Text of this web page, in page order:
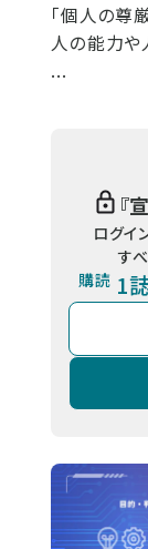
「個人の尊
人の能力や
...
『
ログイ
す
購読 1